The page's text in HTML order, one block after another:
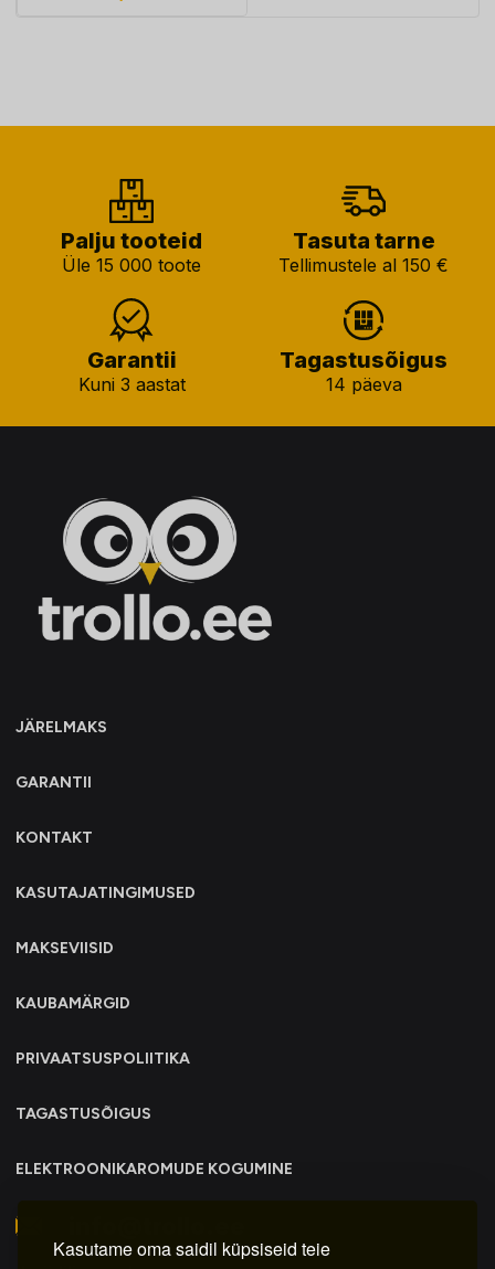
Kasutame oma saidil küpsiseid teie
Palju tooteid
Üle 15 000 toote
Tasuta tarne
Tellimustele al 150 €
Garantii
Kuni 3 aastat
Tagastusõigus
14 päeva
JÄRELMAKS
GARANTII
KONTAKT
KASUTAJATINGIMUSED
MAKSEVIISID
KAUBAMÄRGID
PRIVAATSUSPOLIITIKA
TAGASTUSÕIGUS
ELEKTROONIKAROMUDE KOGUMINE